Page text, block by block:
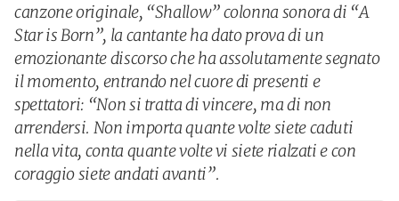
canzone originale, “Shallow” colonna sonora di “A
Star is Born”, la cantante ha dato prova di un
emozionante discorso che ha assolutamente segnato
il momento, entrando nel cuore di presenti e
spettatori: “Non si tratta di vincere, ma di non
arrendersi. Non importa quante volte siete caduti
nella vita, conta quante volte vi siete rialzati e con
coraggio siete andati avanti”.